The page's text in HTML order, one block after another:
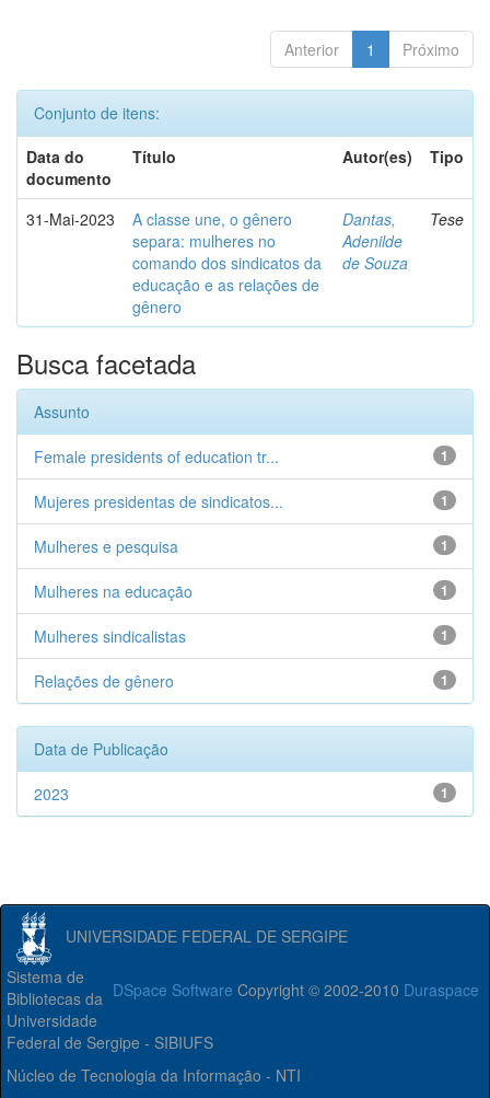
Anterior 1 Próximo
Conjunto de itens:
Data do
documento
Título Autor(es) Tipo
31-Mai-2023
A classe une, o gênero
separa: mulheres no
comando dos sindicatos da
educação e as relações de
gênero
Dantas,
Adenilde
de Souza
Tese
Busca facetada
Assunto
1
Female presidents of education tr...
1
Mujeres presidentas de sindicatos...
1
Mulheres e pesquisa
1
Mulheres na educação
1
Mulheres sindicalistas
1
Relações de gênero
Data de Publicação
1
2023
UNIVERSIDADE FEDERAL DE SERGIPE
DSpace Software Copyright © 2002-2010 Duraspace
Sistema de
Bibliotecas da
Universidade
Federal de Sergipe - SIBIUFS
Núcleo de Tecnologia da Informação - NTI